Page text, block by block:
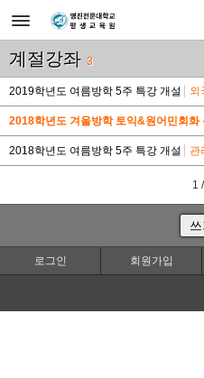
계절강좌 3
2019학년도 여름방학 5주 특강 개설 외
2018학년도 겨울방학 토익&원어민회화
2018학년도 여름방학 5주 특강 개설 관
1
로그인 회원가입